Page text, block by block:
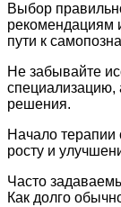
Выбор
рекомендациям
пути к
Не забывайте
специализацию,
решения.
Начало терапии
росту и
Часто
Как долго